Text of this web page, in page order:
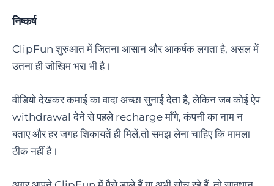
निष्कर्ष
ClipFun शुरुआत में जितना आसान और आकर्षक लगता है, असल में
उतना ही जोखिम भरा भी है।
वीडियो देखकर कमाई का वादा अच्छा सुनाई देता है, लेकिन जब कोई ऐप
withdrawal देने से पहले recharge माँगे, कंपनी का नाम न
बताए और हर जगह शिकायतें ही मिलें,तो समझ लेना चाहिए कि मामला
ठीक नहीं है।